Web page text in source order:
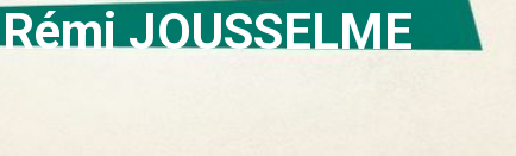
Rémi JOUSSELME